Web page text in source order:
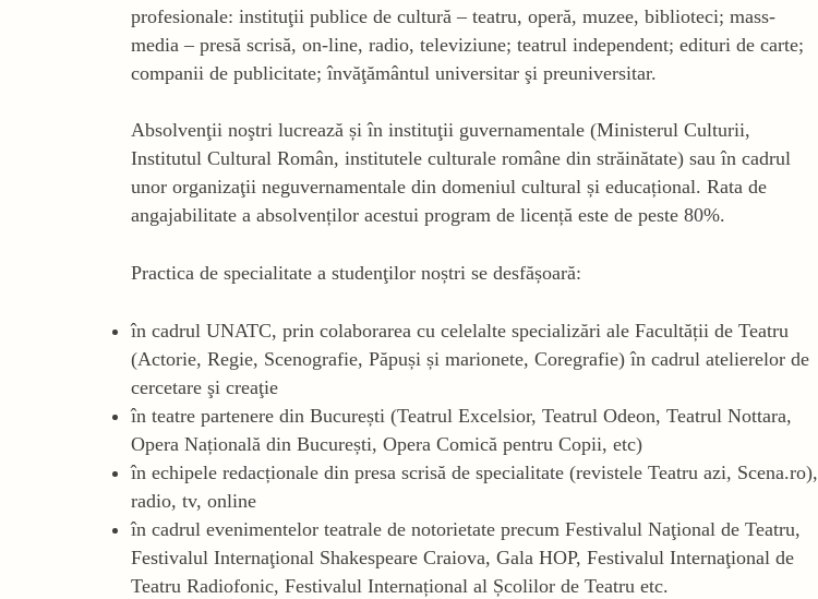
profesionale: instituţii publice de cultură – teatru, operă, muzee, biblioteci; mass-
media – presă scrisă, on-line, radio, televiziune; teatrul independent; edituri de carte;
companii de publicitate; învăţământul universitar şi preuniversitar.
Absolvenţii noştri lucrează și în instituţii guvernamentale (Ministerul Culturii,
Institutul Cultural Român, institutele culturale române din străinătate) sau în cadrul
unor organizaţii neguvernamentale din domeniul cultural și educațional. Rata de
angajabilitate a absolvenților acestui program de licență este de peste 80%.
Practica de specialitate a studenţilor noștri se desfășoară:
în cadrul UNATC, prin colaborarea cu celelalte specializări ale Facultății de Teatru
(Actorie, Regie, Scenografie, Păpuși și marionete, Coregrafie) în cadrul atelierelor de
cercetare şi creaţie
în teatre partenere din București (Teatrul Excelsior, Teatrul Odeon, Teatrul Nottara,
Opera Națională din București, Opera Comică pentru Copii, etc)
în echipele redacționale din presa scrisă de specialitate (revistele Teatru azi, Scena.ro),
radio, tv, online
în cadrul evenimentelor teatrale de notorietate precum Festivalul Naţional de Teatru,
Festivalul Internaţional Shakespeare Craiova, Gala HOP, Festivalul Internaţional de
Teatru Radiofonic, Festivalul Internațional al Școlilor de Teatru etc.